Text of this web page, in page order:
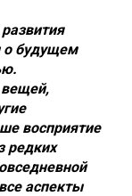
о будущем
вещей,
восприятие
редких
аспекты